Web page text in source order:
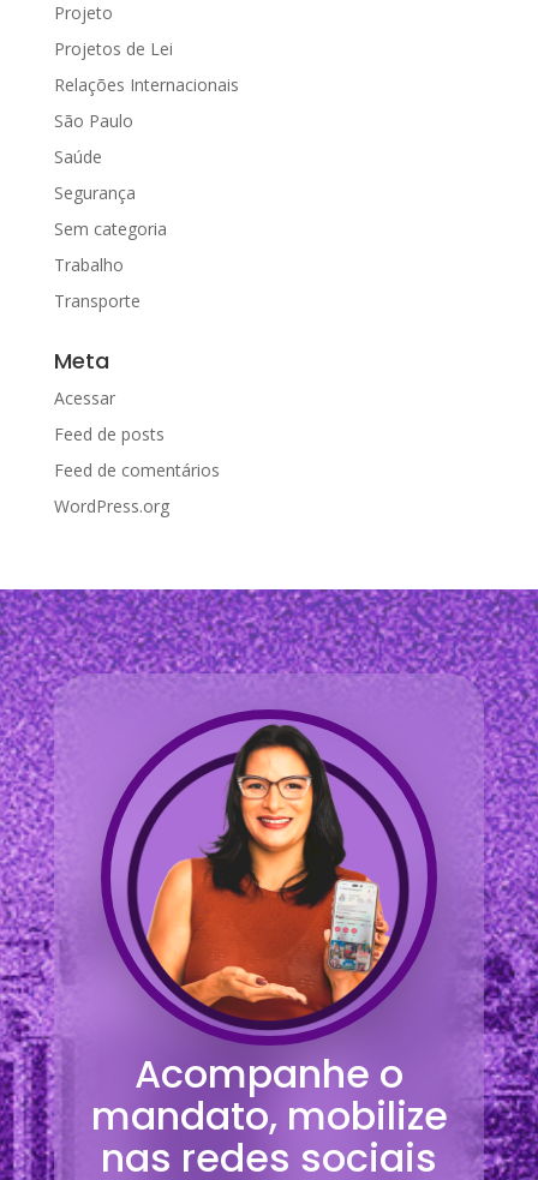
Projeto
Projetos de Lei
Relações Internacionais
São Paulo
Saúde
Segurança
Sem categoria
Trabalho
Transporte
Meta
Acessar
Feed de posts
Feed de comentários
WordPress.org
Acompanhe o
mandato, mobilize
nas redes sociais